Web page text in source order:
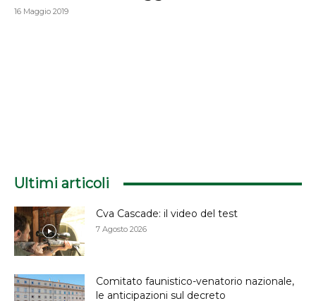
16 Maggio 2019
Ultimi articoli
Cva Cascade: il video del test
7 Agosto 2026
Comitato faunistico-venatorio nazionale,
le anticipazioni sul decreto